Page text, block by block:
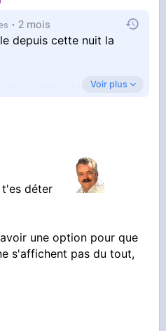
2 mois
depuis cette nuit la
topic/1[...]rmais-
Voir plus
déter
une option pour que
s'affichent pas du tout,